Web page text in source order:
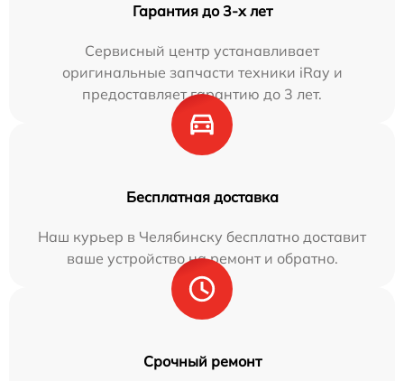
Гарантия до 3-х лет
Сервисный центр устанавливает
оригинальные запчасти техники iRay и
предоставляет гарантию до 3 лет.
Бесплатная доставка
Наш курьер в Челябинску бесплатно доставит
ваше устройство на ремонт и обратно.
Срочный ремонт